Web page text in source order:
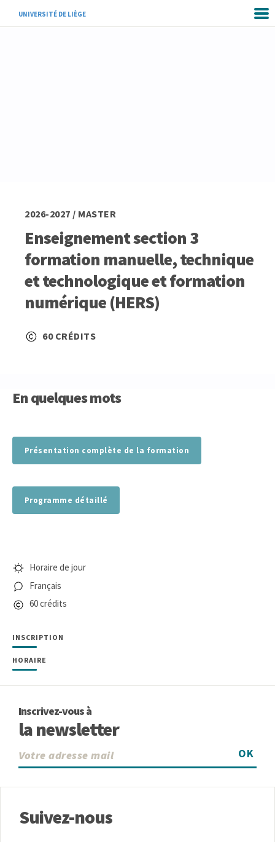
UNIVERSITÉ DE LIÈGE
2026-2027 / MASTER
Enseignement section 3
formation manuelle, technique
et technologique et formation
numérique (HERS)
60 CRÉDITS
En quelques mots
Présentation complète de la formation
Programme détaillé
Horaire de jour
Français
60 crédits
INSCRIPTION
HORAIRE
Inscrivez-vous à
la newsletter
OK
Suivez-nous